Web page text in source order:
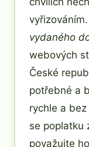
vyřizováním.
vydaného
webových
České
potřebné a
rychle a
se poplatku
považujte